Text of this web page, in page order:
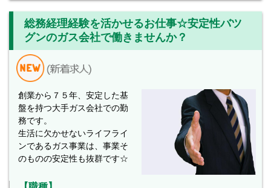
総務経理経験を活かせるお仕事☆安定性バツ
グンのガス会社で働きませんか？
創業から７５年、安定した基
盤を持つ大手ガス会社での勤
務です。
生活に欠かせないライフライ
ンであるガス事業は、事業そ
のものの安定性も抜群です☆